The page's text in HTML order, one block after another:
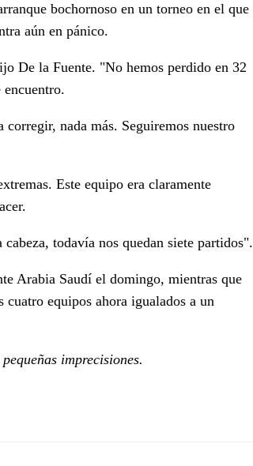
bochornoso en un torneo en el que
aún en pánico.
De la Fuente. "No hemos perdido en 32
nada más. Seguiremos nuestro
Este equipo era claramente
todavía nos quedan siete partidos".
Arabia Saudí el domingo, mientras que
equipos ahora igualados a un
imprecisiones.